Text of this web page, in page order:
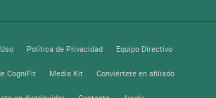
Política de Privacidad Equipo Directivo
CogniFit Media Kit Conviértete en afiliado